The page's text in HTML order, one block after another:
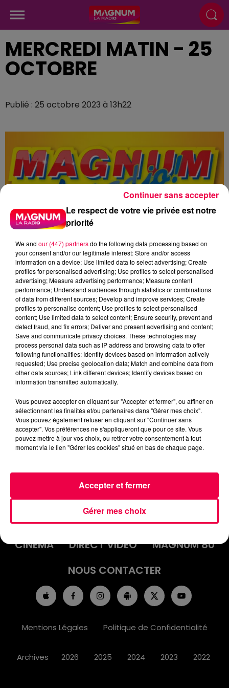
MERCREDI MATIN - 25
OCTOBRE
Publié : 25 octobre 2023 à 13h22
Flash infos
Crédit :Flash infos
INFOS
AGENDA
JEUX
PODCASTS
CINÉMA
DIRECT VIDÉO
MAGNUM 80
NOUS CONTACTER
Mentions Légales Politique de Confidentialité
Archives 2026 2025 2024 2023 2022
Le respect de votre vie privée est notre
priorité
We and our (447) partnersdo the following data processing based on
your consent and/or our legitimate interest: Store and/or access
information on a device; Use limited data to select advertising; Create
profiles for personalised advertising; Use profiles to select personalised
advertising; Measure advertising performance; Measure content
performance; Understand audiences through statistics or combinations
of data from different sources; Develop and improve services; Create
profiles to personalise content; Use profiles to select personalised
content; Use limited data to select content; Ensure security, prevent and
detect fraud, and fix errors; Deliver and present advertising and content;
Save and communicate privacy choices. These technologies may
process personal data such as IP address and browsing data to offer
following functionalities: Identify devices based on information actively
requested; Use precise geolocation data; Match and combine data from
other data sources; Link different devices; Identify devices based on
information transmitted automatically.
Vous pouvez accepter en cliquant sur "Accepter et fermer", ou affiner en
sélectionnant les finalités et/ou partenaires dans "Gérer mes choix".
Vous pouvez également refuser en cliquant sur "Continuer sans
accepter". Vos préférences ne s'appliqueront que pour ce site. Vous
pouvez mettre à jour vos choix, ou retirer votre consentement à tout
moment via le lien "Gérer les cookies" situé en bas de chaque page.
Gérer mes choix
Accepter et fermer
Continuer sans accepter